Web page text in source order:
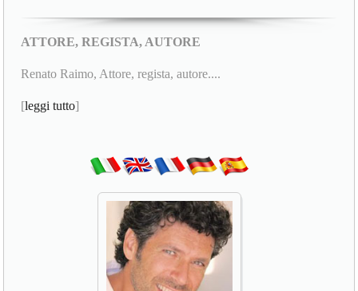
ATTORE, REGISTA, AUTORE
Renato Raimo, Attore, regista, autore....
[leggi tutto]